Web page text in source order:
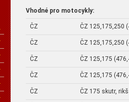
Vhodné pro motocykly:
ČZ ČZ 125,175,250
ČZ ČZ 125,175,250
ČZ ČZ 125,175
ČZ ČZ 125,175
ČZ ČZ 175 skutr,